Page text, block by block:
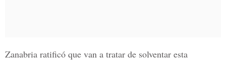
Zanabria ratificó que van a tratar de solventar esta